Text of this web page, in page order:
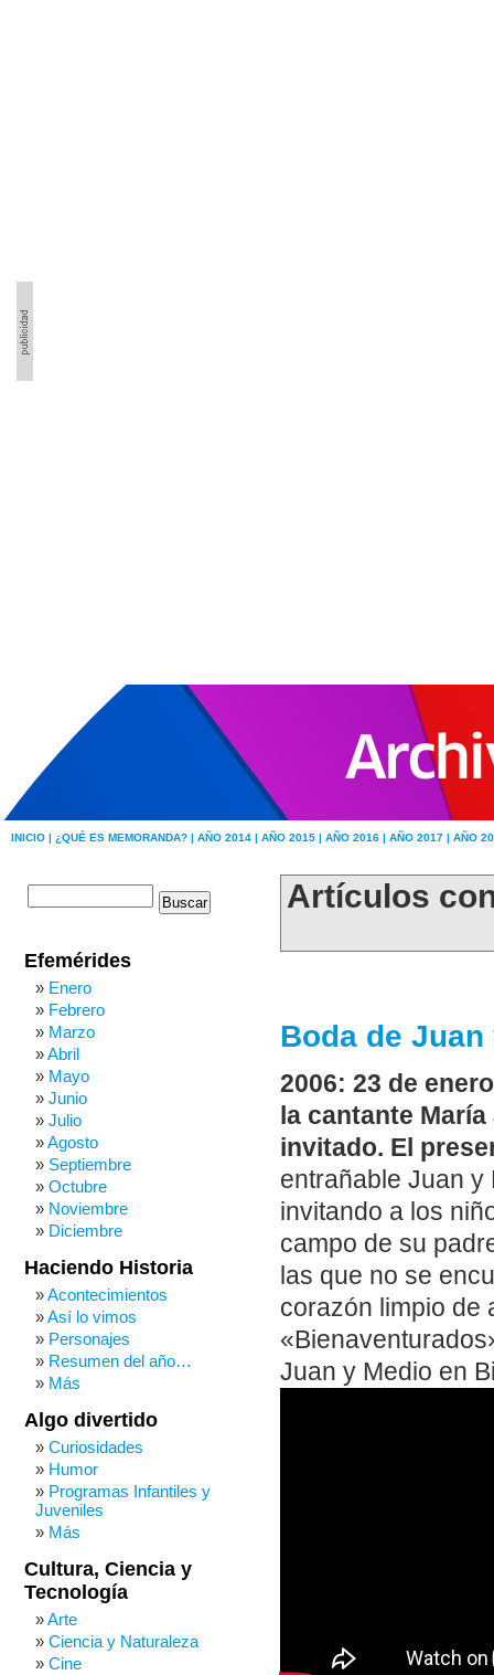
INICIO | ¿QUÉ ES MEMORANDA? | AÑO 2014 | AÑO 2015 | AÑO 2016 | AÑO 2017 | AÑO
Artículos
Boda de
2006: 23 de
la cantante
invitado. El
entrañable Juan
invitando a los
campo de su
las que no se
corazón limpio de
Juan y Medio en
Efemérides
Enero
Febrero
Marzo
Abril
Mayo
Junio
Julio
Agosto
Septiembre
Octubre
Noviembre
Diciembre
Haciendo Historia
Acontecimientos
Así lo vimos
Personajes
Resumen del año…
Más
Algo divertido
Curiosidades
Humor
Programas Infantiles y
Juveniles
Más
Cultura, Ciencia y
Tecnología
Arte
Ciencia y Naturaleza
Cine